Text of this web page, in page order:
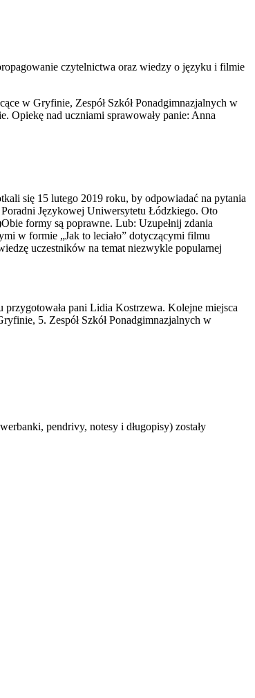
czytelnictwa oraz wiedzy o języku i filmie
w Gryfinie, Zespół Szkół Ponadgimnazjalnych w
Opiekę nad uczniami sprawowały panie: Anna
się 15 lutego 2019 roku, by odpowiadać na pytania
Językowej Uniwersytetu Łódzkiego. Oto
formy są poprawne. Lub: Uzupełnij zdania
w formie „Jak to leciało” dotyczącymi filmu
uczestników na temat niezwykle popularnej
pani Lidia Kostrzewa. Kolejne miejsca
5. Zespół Szkół Ponadgimnazjalnych w
pendrivy, notesy i długopisy) zostały